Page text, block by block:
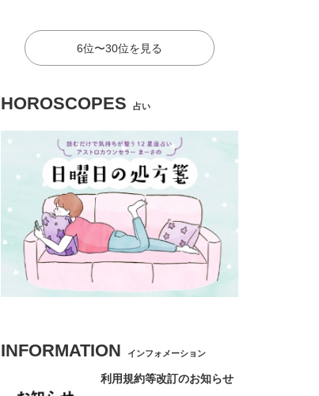
6位〜30位を見る
HOROSCOPES 占い
INFORMATION インフォメーション
利用規約等改訂のお知らせ